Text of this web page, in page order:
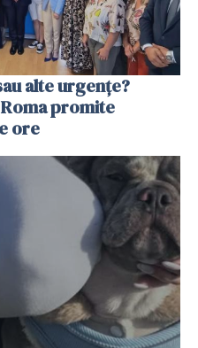
alte urgențe?
promite
ore